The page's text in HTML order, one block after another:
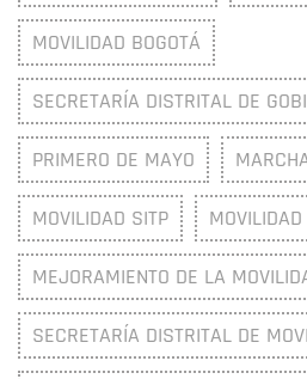
MOVILIDAD BOGOTÁ
SECRETARÍA DISTRITAL DE
PRIMERO DE MAYO
MOVILIDAD SITP
MEJORAMIENTO DE LA
SECRETARÍA DISTRITAL DE